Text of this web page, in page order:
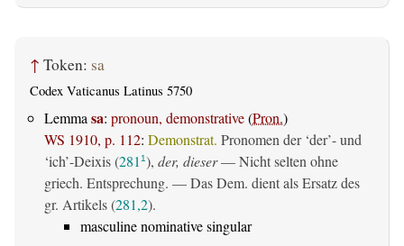
↑ Token: sa
Codex Vaticanus Latinus 5750
Lemma sa: pronoun, demonstrative(Pron.)
WS 1910, p. 112: Demonstrat. Pronomen der ‘der’- und
‘ich’-Deixis (281 1), der, dieser— Nicht selten ohne
griech. Entsprechung. — Das Dem. dient als Ersatz des
gr. Artikels (281,2).
masculine nominative singular